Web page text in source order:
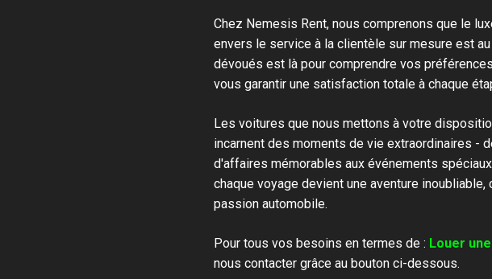
Chez Nemesis Rent, nous comprenons que le
envers le service à la clientèle sur mesure est
dévoués est là pour comprendre vos
vous garantir une satisfaction totale à chaque
Les voitures que nous mettons à votre
incarnent des moments de vie extraordinaires -
d'affaires mémorables aux événements
chaque voyage devient une aventure
passion automobile.
Pour tous vos besoins en termes de : Louer
nous contacter grâce au bouton ci-dessous.